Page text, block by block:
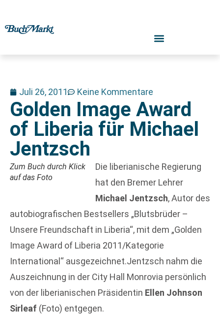
Juli 26, 2011 Keine Kommentare
Golden Image Award
of Liberia für Michael
Jentzsch
Zum Buch durch Klick
auf das Foto
Die liberianische Regierung
hat den Bremer Lehrer
Michael Jentzsch, Autor des
autobiografischen Bestsellers „Blutsbrüder –
Unsere Freundschaft in Liberia“, mit dem „Golden
Image Award of Liberia 2011/Kategorie
International“ ausgezeichnet.Jentzsch nahm die
Auszeichnung in der City Hall Monrovia persönlich
von der liberianischen Präsidentin Ellen Johnson
Sirleaf (Foto) entgegen.